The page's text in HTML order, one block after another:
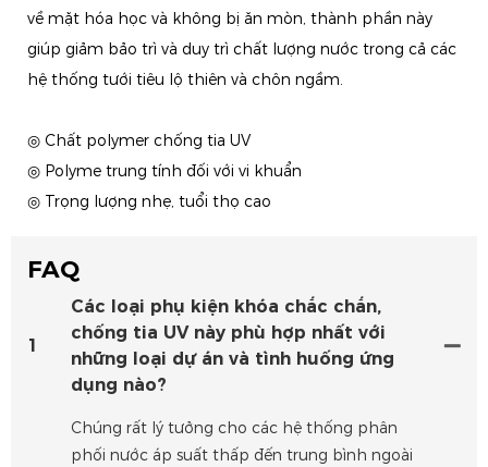
về mặt hóa học và không bị ăn mòn, thành phần này
giúp giảm bảo trì và duy trì chất lượng nước trong cả các
hệ thống tưới tiêu lộ thiên và chôn ngầm.
◎ Chất polymer chống tia UV
◎ Polyme trung tính đối với vi khuẩn
◎ Trọng lượng nhẹ, tuổi thọ cao
FAQ
1
Các loại phụ kiện khóa chắc chắn,
chống tia UV này phù hợp nhất với
những loại dự án và tình huống ứng
dụng nào?
Chúng rất lý tưởng cho các hệ thống phân
phối nước áp suất thấp đến trung bình ngoài